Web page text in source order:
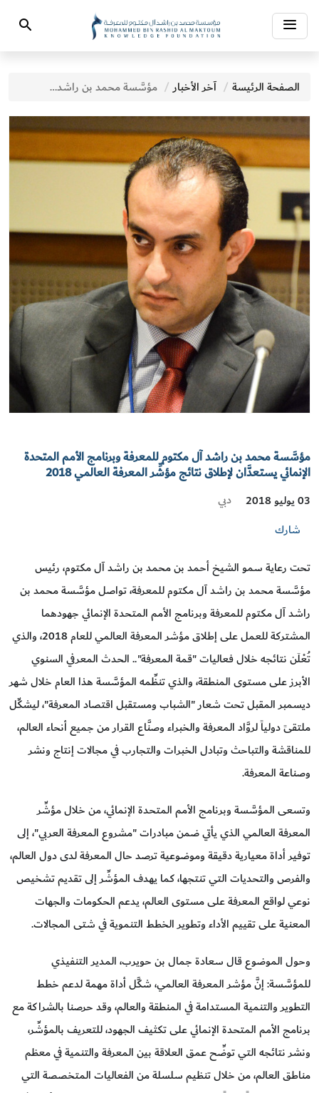
Toggle
navigation
Search
الصفحة الرئيسة آخر الأخبار مؤسَّسة محمد بن راشد آل مكتوم للمعرفة وبرنامج الأمم المتحدة الإنمائي يستعدَّان لإطلاق نتائج مؤشِّر المعرفة العالمي 2018
مؤسَّسة محمد بن راشد آل مكتوم للمعرفة وبرنامج الأمم المتحدة
الإنمائي يستعدَّان لإطلاق نتائج مؤشِّر المعرفة العالمي 2018
03 يوليو 2018
دبي
شارك
تحت رعاية سمو الشيخ أحمد بن محمد بن راشد آل مكتوم، رئيس
مؤسَّسة محمد بن راشد آل مكتوم للمعرفة، تواصل مؤسَّسة محمد بن
راشد آل مكتوم للمعرفة وبرنامج الأمم المتحدة الإنمائي جهودهما
المشتركة للعمل على إطلاق مؤشر المعرفة العالمي للعام 2018، والذي
تُعْلَن نتائجه خلال فعاليات "قمة المعرفة".. الحدث المعرفي السنوي
الأبرز على مستوى المنطقة، والذي تنظِّمه المؤسَّسة هذا العام خلال شهر
ديسمبر المقبل تحت شعار "الشباب ومستقبل اقتصاد المعرفة"، ليشكِّل
ملتقىً دولياً لروَّاد المعرفة والخبراء وصنَّاع القرار من جميع أنحاء العالم،
للمناقشة والتباحث وتبادل الخبرات والتجارب في مجالات إنتاج ونشر
وصناعة المعرفة.
وتسعى المؤسَّسة وبرنامج الأمم المتحدة الإنمائي، من خلال مؤشِّر
المعرفة العالمي الذي يأتي ضمن مبادرات "مشروع المعرفة العربي"، إلى
توفير أداة معيارية دقيقة وموضوعية ترصد حال المعرفة لدى دول العالم،
والفرص والتحديات التي تنتجها، كما يهدف المؤشِّر إلى تقديم تشخيص
نوعي لواقع المعرفة على مستوى العالم، يدعم الحكومات والجهات
المعنية على تقييم الأداء وتطوير الخطط التنموية في شتى المجالات.
وحول الموضوع قال سعادة جمال بن حويرب، المدير التنفيذي
للمؤسَّسة: إنَّ مؤشر المعرفة العالمي، شكَّل أداة مهمة لدعم خطط
التطوير والتنمية المستدامة في المنطقة والعالم، وقد حرصنا بالشراكة مع
برنامج الأمم المتحدة الإنمائي على تكثيف الجهود، للتعريف بالمؤشِّر،
ونشر نتائجه التي توضِّح عمق العلاقة بين المعرفة والتنمية في معظم
مناطق العالم، من خلال تنظيم سلسلة من الفعاليات المتخصصة التي